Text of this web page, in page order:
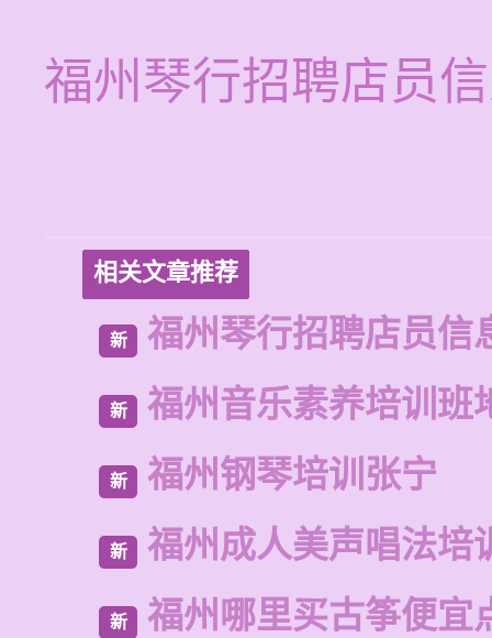
福州琴行招聘店员
相关文章推荐
新 福州琴行招聘店员信
新 福州音乐素养培训班
新 福州钢琴培训张宁
新 福州成人美声唱法培
新 福州哪里买古筝便宜